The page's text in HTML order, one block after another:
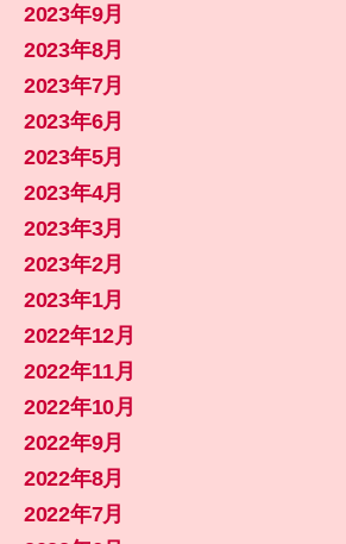
2023年9月
2023年8月
2023年7月
2023年6月
2023年5月
2023年4月
2023年3月
2023年2月
2023年1月
2022年12月
2022年11月
2022年10月
2022年9月
2022年8月
2022年7月